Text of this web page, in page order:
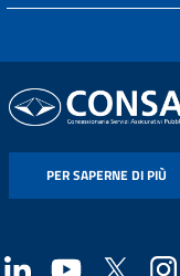
PER SAPERNE DI PIÙ